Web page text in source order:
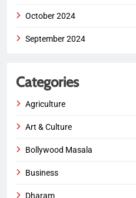
October 2024
September 2024
Categories
Agriculture
Art & Culture
Bollywood Masala
Business
Dharam